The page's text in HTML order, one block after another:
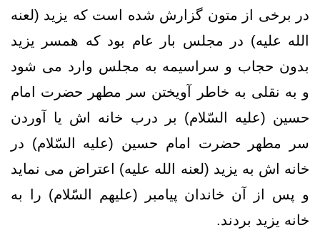
در برخی از متون گزارش شده است که یزید (لعنه
الله علیه) در مجلس بار عام بود که همسر یزید
بدون حجاب و سراسیمه به مجلس وارد می شود
و به نقلی به خاطر آویختن سر مطهر حضرت امام
حسین (علیه السّلام) بر درب خانه اش یا آوردن
سر مطهر حضرت امام حسین (علیه السّلام) در
خانه اش به یزید (لعنه الله علیه) اعتراض می نماید
و پس از آن خاندان پیامبر (علیهم السّلام) را به
خانه یزید بردند.